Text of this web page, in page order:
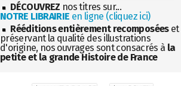
DÉCOUVREZ nos titres sur...
NOTRE LIBRAIRIE en ligne (cliquez ici)
Rééditions entièrement recomposéeset
préservant la qualité des illustrations
d'origine, nos ouvrages sont consacrés à la
petite et la grande Histoire de France